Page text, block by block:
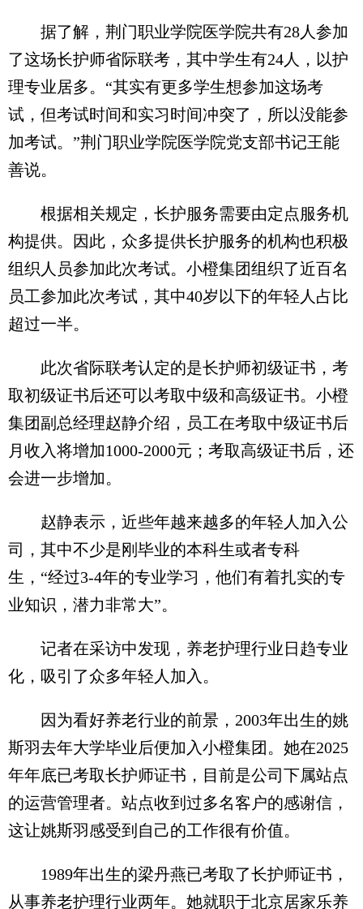
据了解，荆门职业学院医学院共有28人参加
了这场长护师省际联考，其中学生有24人，以护
理专业居多。“其实有更多学生想参加这场考
试，但考试时间和实习时间冲突了，所以没能参
加考试。”荆门职业学院医学院党支部书记王能
善说。
根据相关规定，长护服务需要由定点服务机
构提供。因此，众多提供长护服务的机构也积极
组织人员参加此次考试。小橙集团组织了近百名
员工参加此次考试，其中40岁以下的年轻人占比
超过一半。
此次省际联考认定的是长护师初级证书，考
取初级证书后还可以考取中级和高级证书。小橙
集团副总经理赵静介绍，员工在考取中级证书后
月收入将增加1000-2000元；考取高级证书后，还
会进一步增加。
赵静表示，近些年越来越多的年轻人加入公
司，其中不少是刚毕业的本科生或者专科
生，“经过3-4年的专业学习，他们有着扎实的专
业知识，潜力非常大”。
记者在采访中发现，养老护理行业日趋专业
化，吸引了众多年轻人加入。
因为看好养老行业的前景，2003年出生的姚
斯羽去年大学毕业后便加入小橙集团。她在2025
年年底已考取长护师证书，目前是公司下属站点
的运营管理者。站点收到过多名客户的感谢信，
这让姚斯羽感受到自己的工作很有价值。
1989年出生的梁丹燕已考取了长护师证书，
从事养老护理行业两年。她就职于北京居家乐养